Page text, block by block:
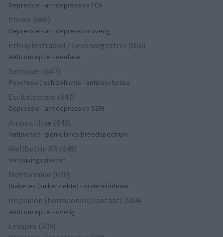
Depressie - antidepressiva TCA
Efexor (665)
Depressie - antidepressiva overig
Ethinylestradiol / Levonorgestrel (656)
Anticonceptie - eenfase
Seroquel (647)
Psychose / schizofrenie - antipsychotica
Escitalopram (647)
Depressie - antidepressiva SSRI
Amoxicilline (646)
Antibiotica - penicillines breedspectrum
Wellbutrin XR (646)
Verslavingsziekten
Metformine (620)
Diabetes (suikerziekte) - orale middelen
Implanon (hormoonimplantaat) (584)
Anticonceptie - overig
Lexapro (509)